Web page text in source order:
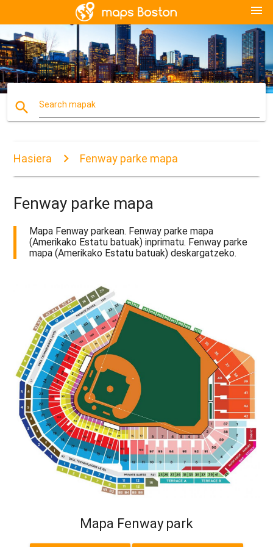
menu
search Search mapak
Hasiera Fenway parke mapa
Fenway parke mapa
Mapa Fenway parkean. Fenway parke mapa
(Amerikako Estatu batuak) inprimatu. Fenway parke
mapa (Amerikako Estatu batuak) deskargatzeko.
Mapa Fenway park